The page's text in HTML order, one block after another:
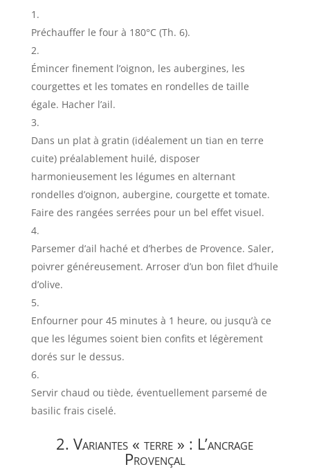
Préchauffer le four à 180°C (Th. 6).
Émincer finement l’oignon, les aubergines, les
courgettes et les tomates en rondelles de taille
égale. Hacher l’ail.
Dans un plat à gratin (idéalement un tian en terre
cuite) préalablement huilé, disposer
harmonieusement les légumes en alternant
rondelles d’oignon, aubergine, courgette et tomate.
Faire des rangées serrées pour un bel effet visuel.
Parsemer d’ail haché et d’herbes de Provence. Saler,
poivrer généreusement. Arroser d’un bon filet d’huile
d’olive.
Enfourner pour 45 minutes à 1 heure, ou jusqu’à ce
que les légumes soient bien confits et légèrement
dorés sur le dessus.
Servir chaud ou tiède, éventuellement parsemé de
basilic frais ciselé.
2. Variantes « terre » : L’ancrage
Provençal